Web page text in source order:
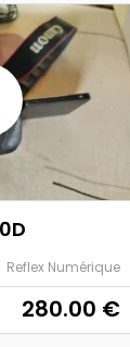
Reflex Numérique
280.00 €